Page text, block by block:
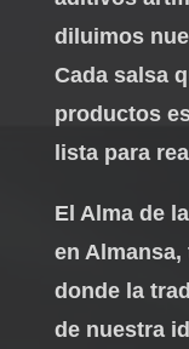
diluimos
Cada salsa
productos
lista para
El Alma de
en
donde la
de nuestra